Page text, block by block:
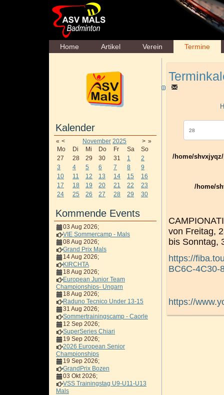
Home Artikel Verein Termine
Kalender
« < November 2025 > »
Mo
Di Mi Do Fr Sa
So
27
28 29 30 31 1
2
3
4 5 6 7 8
9
10
11 12 13 14 15
16
17
18 19 20 21 22
23
24
25 26 27 28 29 30
Kommende Events
03 Aug 2026;
VIE Sommercamp - Mals
08 Aug 2026;
Grand Prix Mals
14 Aug 2026;
KIRCHTA
18 Aug 2026;
European Junior Team
Championships- Ungarn
18 Aug 2026;
Raduno Tecnico Under 13-15
31 Aug 2026;
Sommertrainingscamp - Caorle
12 Sep 2026;
SuperSeries Chiari
19 Sep 2026;
2026 European Senior
Championships
19 Sep 2026;
GrandPrix Bozen
03 Okt 2026;
VSS Trainingstag U9-U11-U13
Mals
/home/
/home/
von Freitag,
bis Sonntag,
https://
BC6C-4C30-
https://